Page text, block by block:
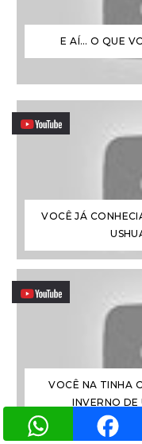
E AÍ… O QUE
VOCÊ JÁ
VOCÊ NA TINHA
INVERNO DE
WhatsApp